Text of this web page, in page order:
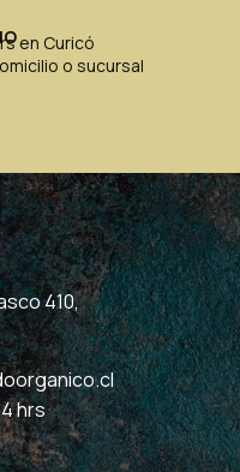
en Curicó
o sucursal
410,
hrs